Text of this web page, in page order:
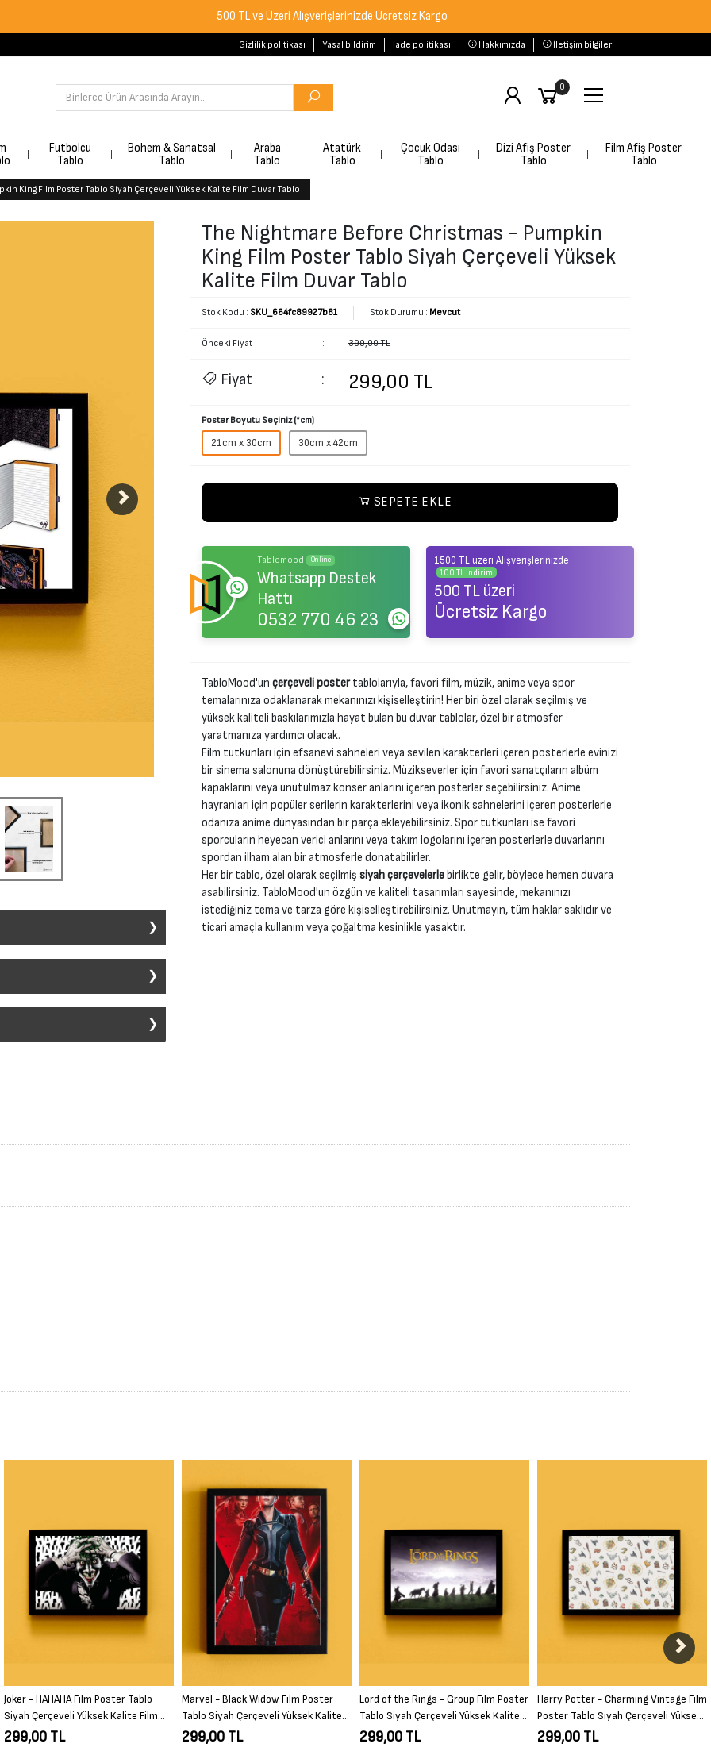
500 TL ve Üzeri Alışverişlerinizde Ücretsiz Kargo
Gizlilik politikası Yasal bildirim İade politikası Hakkımızda İletişim bilgileri
0
Futbolcu
Tablo
Bohem & Sanatsal
Tablo
Araba
Tablo
Atatürk
Tablo
Çocuk Odası
Tablo
Dizi Afiş Poster
Tablo
Film Afiş Poster
Tablo
King Film Poster Tablo Siyah Çerçeveli Yüksek Kalite Film Duvar Tablo
sanat stili ve konu ile üretilebilir.
posterleri belirler.
sürecinden geçirilir. Bu süreçte,
ve sevkiyata hazırlanır. Bu
herhangi bir hasar söz
olarak iadenizi kabul edebiliriz.
masrafları size ait olur. Sebepleri
iadeler kesinlikle kabul
teslim edin. İadenin teslim
onaylar onaylamaz, sipariş anında
iadeniz 2-3 gün içerisinde
The Nightmare Before Christmas - Pumpkin
King Film Poster Tablo Siyah Çerçeveli Yüksek
Kalite Film Duvar Tablo
Stok Kodu : SKU_664fc89927b81 Stok Durumu : Mevcut
Önceki Fiyat : 399,00 TL
Fiyat : 299,00 TL
Poster Boyutu Seçiniz (*cm)
21cm x 30cm 30cm x 42cm
SEPETE EKLE
Tablomood Online
Whatsapp Destek
Hattı
0532 770 46 23
1500 TL üzeri Alışverişlerinizde
100 TL indirim
500 TL üzeri
Ücretsiz Kargo
TabloMood'un çerçeveli postertablolarıyla, favori film, müzik, anime veya spor
temalarınıza odaklanarak mekanınızı kişiselleştirin! Her biri özel olarak seçilmiş ve
yüksek kaliteli baskılarımızla hayat bulan bu duvar tablolar, özel bir atmosfer
yaratmanıza yardımcı olacak.
Film tutkunları için efsanevi sahneleri veya sevilen karakterleri içeren posterlerle evinizi
bir sinema salonuna dönüştürebilirsiniz. Müzikseverler için favori sanatçıların albüm
kapaklarını veya unutulmaz konser anlarını içeren posterler seçebilirsiniz. Anime
hayranları için popüler serilerin karakterlerini veya ikonik sahnelerini içeren posterlerle
odanıza anime dünyasından bir parça ekleyebilirsiniz. Spor tutkunları ise favori
sporcuların heyecan verici anlarını veya takım logolarını içeren posterlerle duvarlarını
spordan ilham alan bir atmosferle donatabilirler.
Her bir tablo, özel olarak seçilmiş siyah çerçevelerlebirlikte gelir, böylece hemen duvara
asabilirsiniz. TabloMood'un özgün ve kaliteli tasarımları sayesinde, mekanınızı
istediğiniz tema ve tarza göre kişiselleştirebilirsiniz. Unutmayın, tüm haklar saklıdır ve
ticari amaçla kullanım veya çoğaltma kesinlikle yasaktır.
Marvel - Black Widow Film Poster
Tablo Siyah Çerçeveli Yüksek Kalite
Film Duvar Tablo
299,00 TL
Lord of the Rings - Group Film Poster
Tablo Siyah Çerçeveli Yüksek Kalite
Film Duvar Tablo
299,00 TL
Harry Potter - Charming Vintage Film
Poster Tablo Siyah Çerçeveli Yüksek
Kalite Film Duvar Tablo
299,00 TL
The Big Bang Theory - Squad Film
Poster Tablo Siyah Çerçeveli Yüksek
Kalite Film Duvar Tablo
299,00 TL